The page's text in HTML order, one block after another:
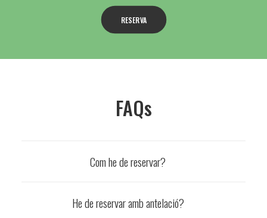
RESERVA
FAQs
Com he de reservar?
He de reservar amb antelació?